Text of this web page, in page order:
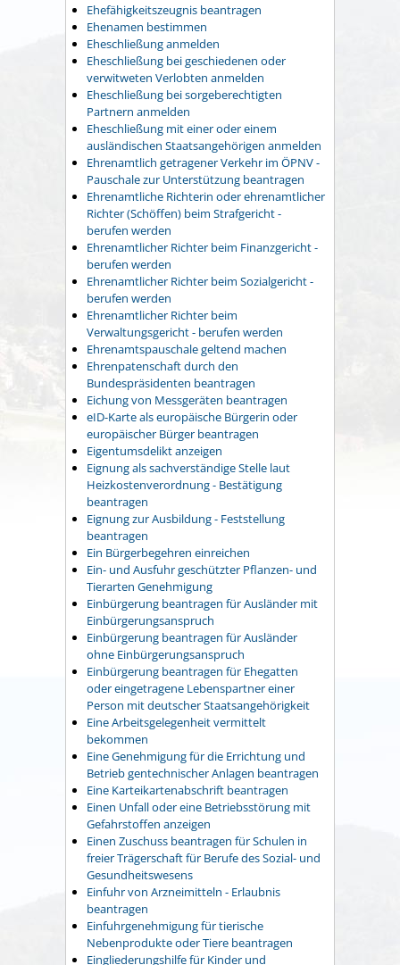
Ehefähigkeitszeugnis beantragen
Ehenamen bestimmen
Eheschließung anmelden
Eheschließung bei geschiedenen oder
verwitweten Verlobten anmelden
Eheschließung bei sorgeberechtigten
Partnern anmelden
Eheschließung mit einer oder einem
ausländischen Staatsangehörigen anmelden
Ehrenamtlich getragener Verkehr im ÖPNV -
Pauschale zur Unterstützung beantragen
Ehrenamtliche Richterin oder ehrenamtlicher
Richter (Schöffen) beim Strafgericht -
berufen werden
Ehrenamtlicher Richter beim Finanzgericht -
berufen werden
Ehrenamtlicher Richter beim Sozialgericht -
berufen werden
Ehrenamtlicher Richter beim
Verwaltungsgericht - berufen werden
Ehrenamtspauschale geltend machen
Ehrenpatenschaft durch den
Bundespräsidenten beantragen
Eichung von Messgeräten beantragen
eID-Karte als europäische Bürgerin oder
europäischer Bürger beantragen
Eigentumsdelikt anzeigen
Eignung als sachverständige Stelle laut
Heizkostenverordnung - Bestätigung
beantragen
Eignung zur Ausbildung - Feststellung
beantragen
Ein Bürgerbegehren einreichen
Ein- und Ausfuhr geschützter Pflanzen- und
Tierarten Genehmigung
Einbürgerung beantragen für Ausländer mit
Einbürgerungsanspruch
Einbürgerung beantragen für Ausländer
ohne Einbürgerungsanspruch
Einbürgerung beantragen für Ehegatten
oder eingetragene Lebenspartner einer
Person mit deutscher Staatsangehörigkeit
Eine Arbeitsgelegenheit vermittelt
bekommen
Eine Genehmigung für die Errichtung und
Betrieb gentechnischer Anlagen beantragen
Eine Karteikartenabschrift beantragen
Einen Unfall oder eine Betriebsstörung mit
Gefahrstoffen anzeigen
Einen Zuschuss beantragen für Schulen in
freier Trägerschaft für Berufe des Sozial- und
Gesundheitswesens
Einfuhr von Arzneimitteln - Erlaubnis
beantragen
Einfuhrgenehmigung für tierische
Nebenprodukte oder Tiere beantragen
Eingliederungshilfe für Kinder und